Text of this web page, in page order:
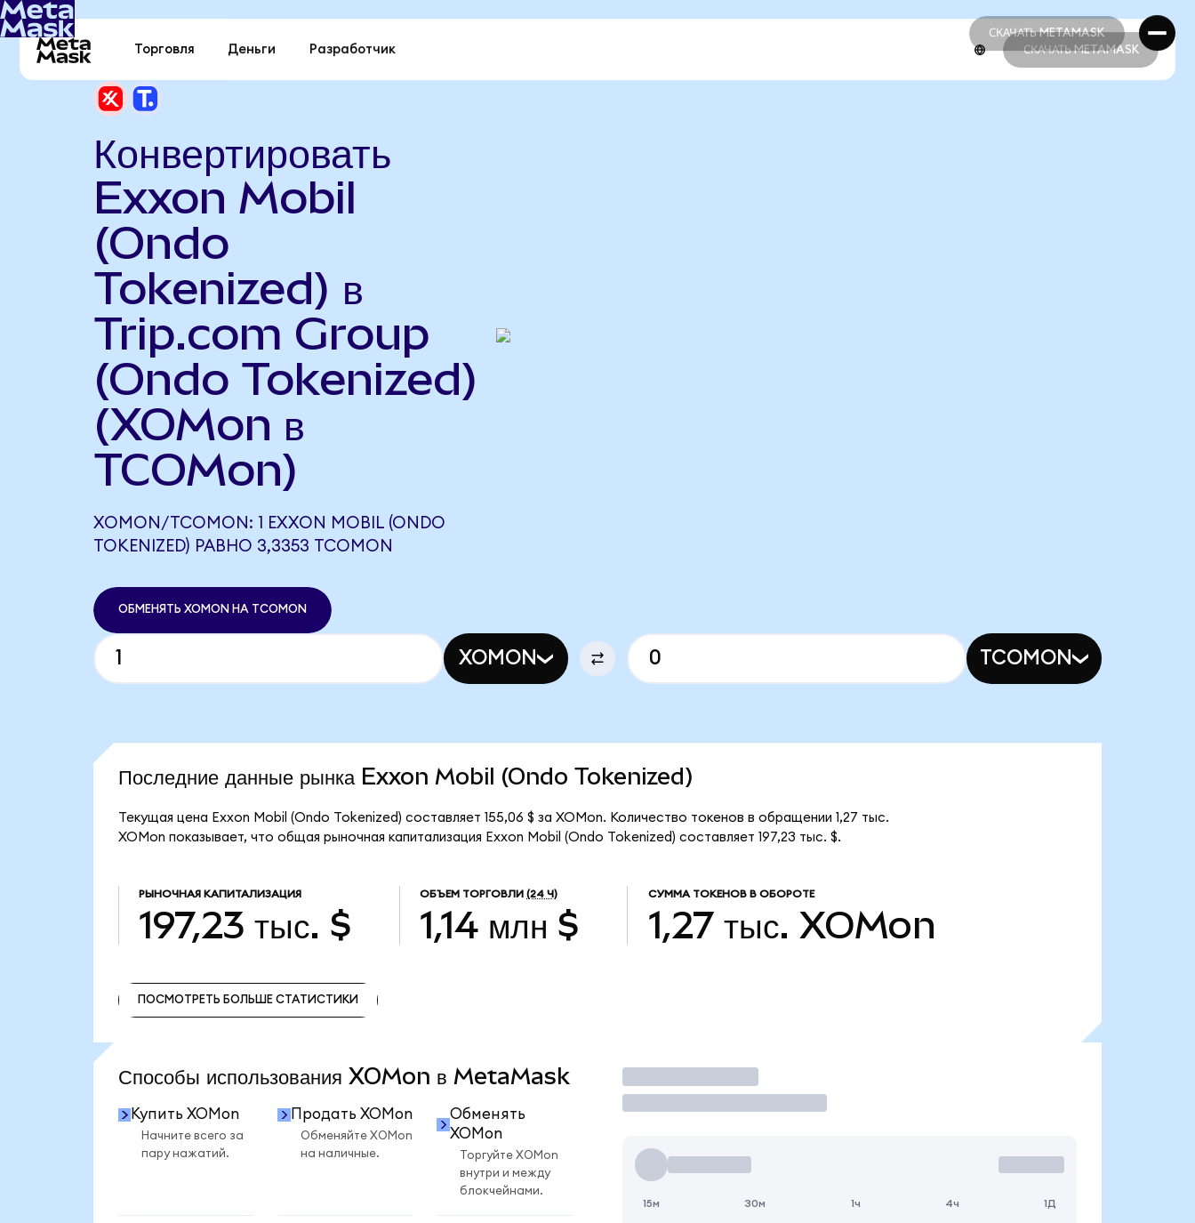
СКАЧАТЬ METAMASK
СКАЧАТЬ METAMASK
Торговля Деньги Разработчик СКАЧАТЬ METAMASK
Конвертировать
Exxon Mobil
(Ondo
Tokenized) в
Trip.com Group
(Ondo Tokenized)
(XOMon в
TCOMon)
XOMON/TCOMON: 1 EXXON MOBIL (ONDO
TOKENIZED) РАВНО 3,3353 TCOMON
ОБМЕНЯТЬ XOMON НА TCOMON
XOMON TCOMON
Последние данные рынка Exxon Mobil (Ondo Tokenized)
Текущая цена Exxon Mobil (Ondo Tokenized) составляет 155,06 $ за XOMon. Количество токенов в обращении 1,27 тыс.
XOMon показывает, что общая рыночная капитализация Exxon Mobil (Ondo Tokenized) составляет 197,23 тыс. $.
РЫНОЧНАЯ КАПИТАЛИЗАЦИЯ
197,23 тыс. $
ОБЪЕМ ТОРГОВЛИ (24 Ч)
1,14 млн $
СУММА ТОКЕНОВ В ОБОРОТЕ
1,27 тыс. XOMon
ПОСМОТРЕТЬ БОЛЬШЕ СТАТИСТИКИ
Способы использования XOMon в MetaMask
Купить XOMon
Начните всего за
пару нажатий.
Продать XOMon
Обменяйте XOMon
на наличные.
Обменять
XOMon
Торгуйте XOMon
внутри и между
блокчейнами.
Торговать
15м 30м 1ч 4ч 1Д